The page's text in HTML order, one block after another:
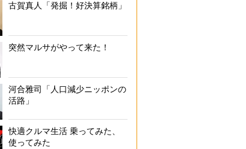
古賀真人「発掘！好決算銘柄」
突然マルサがやって来た！
河合雅司「人口減少ニッポンの
活路」
快適クルマ生活 乗ってみた、
使ってみた